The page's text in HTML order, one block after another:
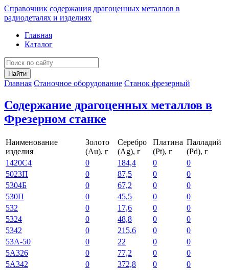
Справочник содержания драгоценных металлов в
радиодеталях и изделиях
Главная
Каталог
Найти
Главная Станочное оборудование Станок фрезерный
Содержание драгоценных металлов в
Фрезерном станке
Наименование
изделия
Золото
(Au), г
Серебро
(Ag), г
Платина
(Pt), г
Палладий
(Pd), г
1420С4
0 184,4 0
0
5023П
0 87,5 0
0
5304Б
0 67,2 0
0
530П
0 45,5 0
0
532
0 17,6 0
0
5324
0 48,8 0
0
5342
0 215,6 0
0
53А-50
0 22 0
0
5А326
0 77,2 0
0
5А342
0 372,8 0
0